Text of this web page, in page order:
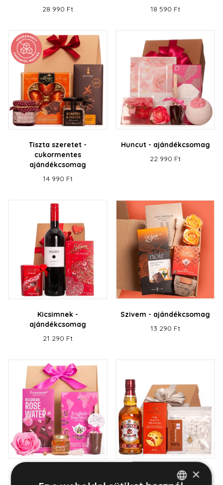
28 990 Ft
18 590 Ft
Tiszta szeretet -
cukormentes
ajándékcsomag
14 990 Ft
Huncut - ajándékcsomag
22 990 Ft
Kicsimnek -
ajándékcsomag
21 290 Ft
Szivem - ajándékcsomag
13 290 Ft
Pillanat - ajándékdoboz
×